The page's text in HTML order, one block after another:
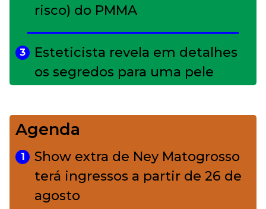
risco) do PMMA
3
Esteticista revela em detalhes
os segredos para uma pele
4
Bolsas de palha e ráfia: o
charme rústico que
conquistou o luxo
Agenda
1
Show extra de Ney Matogrosso
terá ingressos a partir de 26 de
agosto